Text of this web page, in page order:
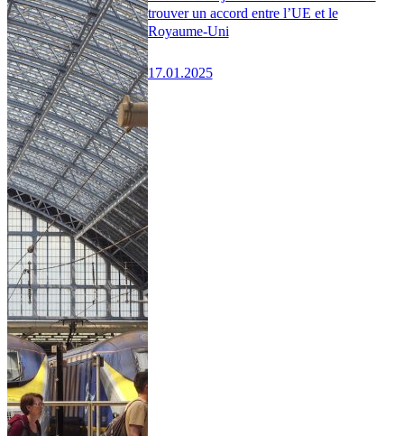
trouver un accord entre l’UE et le
Royaume-Uni
17.01.2025